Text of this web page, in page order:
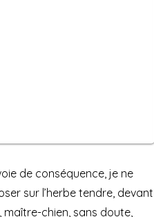
de conséquence, je ne
sur l’herbe tendre, devant
maître-chien, sans doute,